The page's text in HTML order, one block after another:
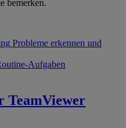
bemerken.
Probleme erkennen und
Aufgaben
TeamViewer